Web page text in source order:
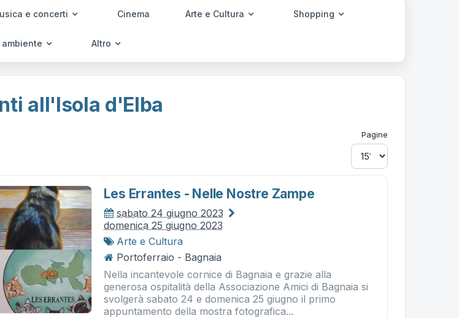
e concerti Cinema Arte e Cultura Shopping
ambiente Altro
all'Isola d'Elba
Pagine
Les Errantes - Nelle Nostre Zampe
sabato 24 giugno 2023
domenica 25 giugno 2023
Arte e Cultura
Portoferraio - Bagnaia
Nella incantevole cornice di Bagnaia e grazie alla
generosa ospitalità della Associazione Amici di Bagnaia si
svolgerà sabato 24 e domenica 25 giugno il primo
appuntamento della mostra fotografica...